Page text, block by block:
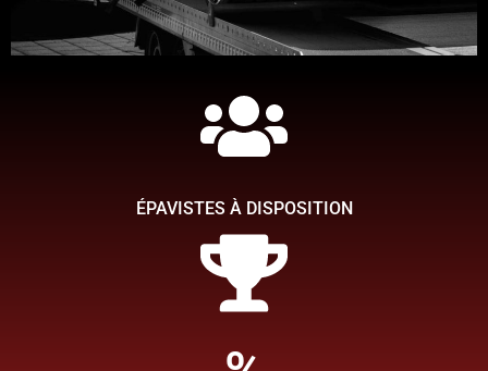
Simplifiez-vous la tache
Chez TMB épaviste, ce qui compte pour nous c'est de faire en
voiture épave soit aussi simple que possible afin que vous
ÉPAVISTES À DISPOSITION